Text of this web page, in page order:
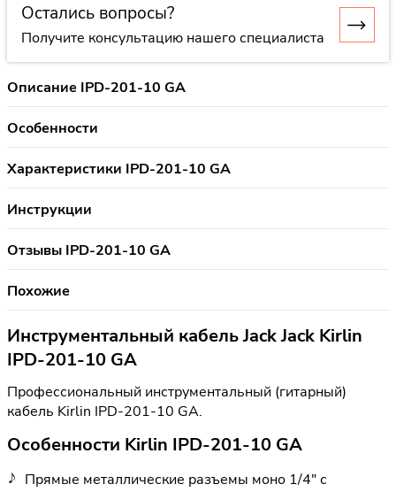
Остались вопросы?
Получите консультацию нашего специалиста
Описание IPD-201-10 GA
Особенности
Характеристики IPD-201-10 GA
Инструкции
Отзывы IPD-201-10 GA
Похожие
Инструментальный кабель Jack Jack Kirlin
IPD-201-10 GA
Профессиональный инструментальный (гитарный)
кабель Kirlin IPD-201-10 GA.
Особенности Kirlin IPD-201-10 GA
Прямые металлические разъемы моно 1/4" с